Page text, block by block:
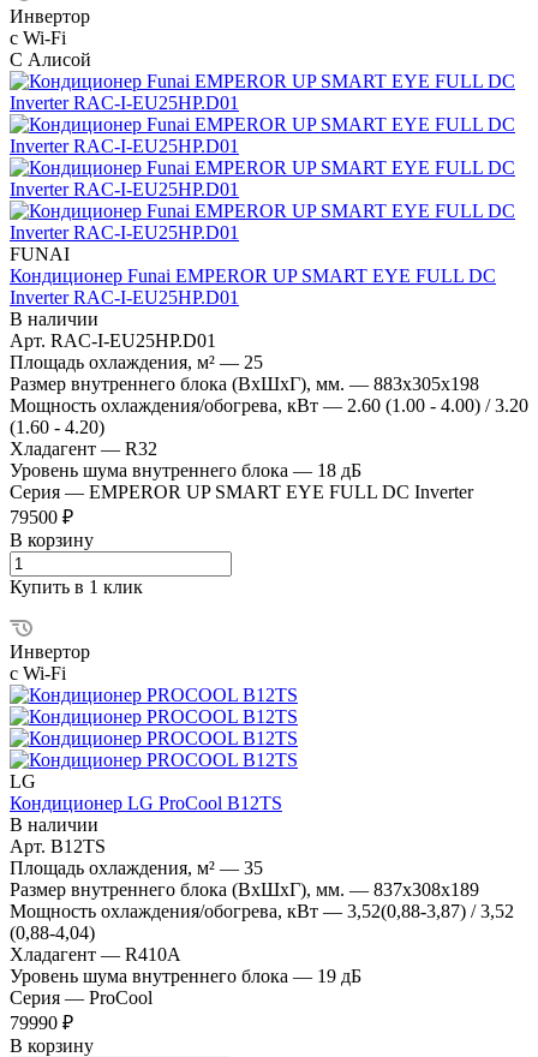
Инвертор
с Wi-Fi
С Алисой
FUNAI
Кондиционер Funai EMPEROR UP SMART EYE FULL DC
Inverter RAC-I-EU25HP.D01
В наличии
Арт. RAC-I-EU25HP.D01
Площадь охлаждения, м² — 25
Размер внутреннего блока (ВхШхГ), мм. — 883x305x198
Мощность охлаждения/обогрева, кВт — 2.60 (1.00 - 4.00) / 3.20
(1.60 - 4.20)
Хладагент — R32
Уровень шума внутреннего блока — 18 дБ
Серия — EMPEROR UP SMART EYE FULL DC Inverter
79500 ₽
В корзину
Купить в 1 клик
Инвертор
с Wi-Fi
LG
Кондиционер LG ProCool B12TS
В наличии
Арт. B12TS
Площадь охлаждения, м² — 35
Размер внутреннего блока (ВхШхГ), мм. — 837х308х189
Мощность охлаждения/обогрева, кВт — 3,52(0,88-3,87) / 3,52
(0,88-4,04)
Хладагент — R410A
Уровень шума внутреннего блока — 19 дБ
Серия — ProCool
79990 ₽
В корзину